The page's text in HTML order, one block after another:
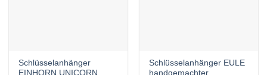
Schlüsselanhänger
EINHORN UNICORN
Schlüsselanhänger EULE
handgemachter